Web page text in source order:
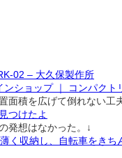
02 – 大久保製作所
ンショップ ｜ コンパクト
面積を広げて倒れない工
つけたよ
発想はなかった。↓
く収納し、自転車をきち